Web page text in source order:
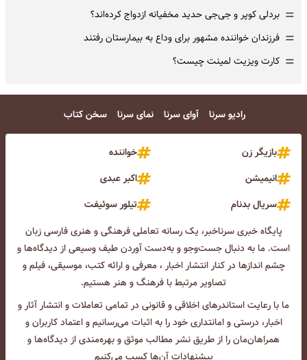
= بردلی کوپر و جی‌جی حدید مخفیانه ازدواج کرده‌اند؟
= فرزندان خواننده مشهور برای وداع به بیمارستان رفتند
= کارت ویزیت لمینت چیست؟
رادیو سرنا آوای سرنا نمای سرنا سخن کتاب
بازیگر زن
خواننده
انیمیشن
اکبر عبدی
سریال بدنام
تیلور سوئیفت
پایگاه خبری سرناخبر، یک رسانه تعاملی فرهنگی و هنری فارسی زبان
است. ما به دنبال جست‌و‌جو و به‌دست آوردن طیف وسیعی از دیدگاه‌ها و
چشم انداز‌ها در کنار انتشار اخبار ، معرفی و ارائه کتب، موسیقی، فیلم و
تصاویر مرتبط با فرهنگ و هنر هستیم.
ما با رعایت استاندرهای اخلاقی و قانونی در تمامی تعاملات و انتشار آثار و
اخبار، درستی و امانتداری خود را به اثبات می‌رسانیم و اعتماد کاربران و
همراهان‌مان را از طریق نشر مطالب موثق و بهره‌مندی از دیدگاه‌ها و